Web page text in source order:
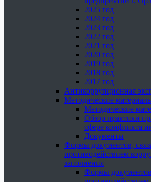
2025 год
2024 год
2023 год
2022 год
2021 год
2020 год
2019 год
2018 год
2017 год
Антикоррупционная
Методические
Методические
Обзор практики
сфере конфликта
Документы
Формы документов,
противодействием
заполнения
Формы